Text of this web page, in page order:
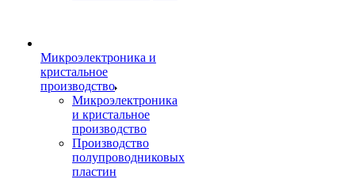
Микроэлектроника и
кристальное
производство
Микроэлектроника
и кристальное
производство
Производство
полупроводниковых
пластин